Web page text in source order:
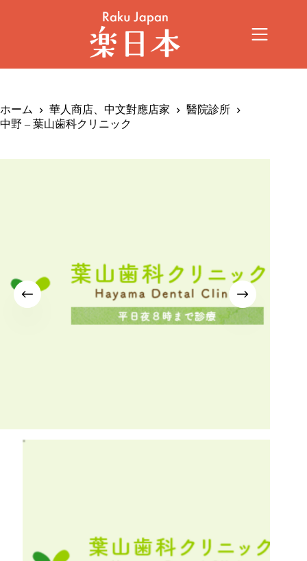
ホーム 華人商店、中文對應店家
醫院診所
中野 – 葉山歯科クリニック